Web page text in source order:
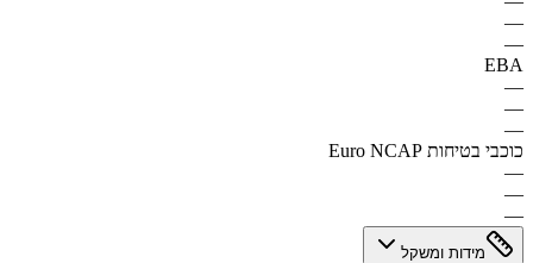
—
—
EBA
—
—
—
כוכבי בטיחות Euro NCAP
—
—
—
מידות ומשקל